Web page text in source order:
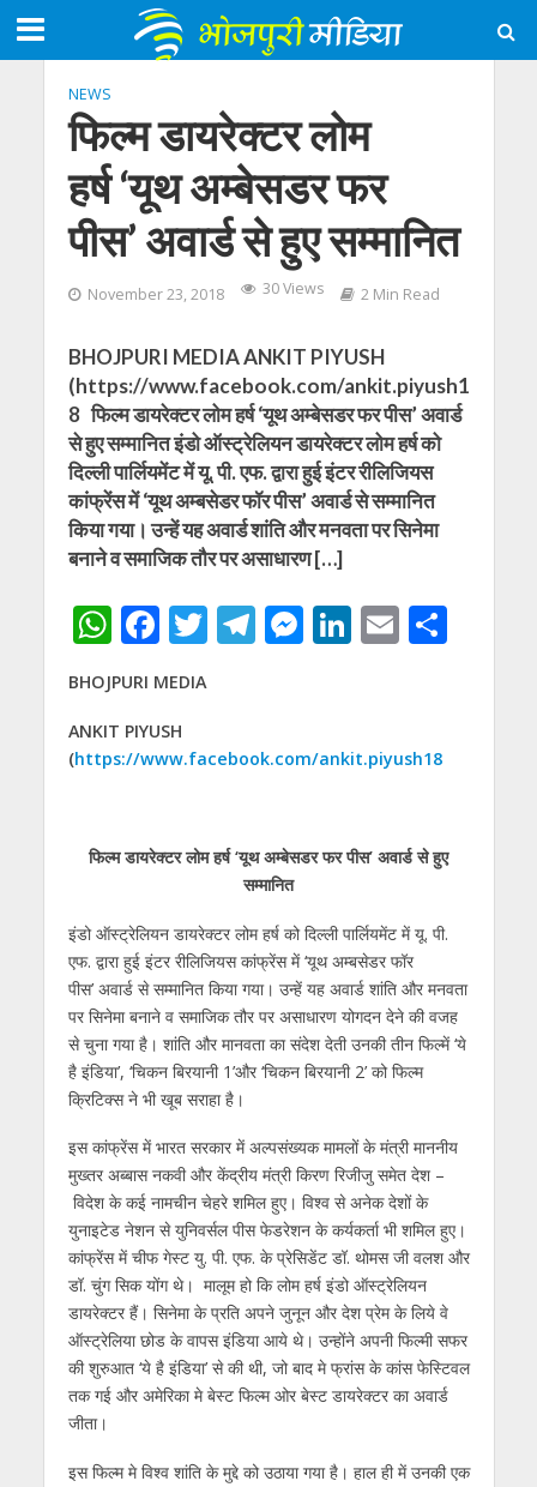
NEWS
फिल्म डायरेक्टर लोम
हर्ष ‘यूथ अम्बेसडर फर
पीस’ अवार्ड से हुए सम्मानित
November 23, 2018 30 Views 2 Min Read
BHOJPURI MEDIA ANKIT PIYUSH
(https://www.facebook.com/ankit.piyush1
8 फिल्म डायरेक्टर लोम हर्ष ‘यूथ अम्बेसडर फर पीस’ अवार्ड
से हुए सम्मानित इंडो ऑस्ट्रेलियन डायरेक्टर लोम हर्ष को
दिल्ली पार्लियमेंट में यू. पी. एफ. द्वारा हुई इंटर रीलिजियस
कांफ्रेंस में ‘यूथ अम्बसेडर फॉर पीस’ अवार्ड से सम्‍मानित
किया गया। उन्‍हें यह अवार्ड शांति और मनवता पर सिनेमा
बनाने व समाजिक तौर पर असाधारण […]
W
h
at
s
A
p
F
ac
e
b
o
k
T
itt
er
T
gr
a
M
e
n
er
Li
e
dI
E S
BHOJPURI MEDIA
ANKIT PIYUSH
(https://www.facebook.com/ankit.piyush18
फिल्म डायरेक्टर लोम हर्ष‘यूथ अम्बेसडर फर पीस’ अवार्ड से हुए
सम्मानित
इंडो ऑस्ट्रेलियन डायरेक्टर लोम हर्ष को दिल्ली पार्लियमेंट में यू. पी.
एफ. द्वारा हुई इंटर रीलिजियस कांफ्रेंस में ‘यूथ अम्बसेडर फॉर
पीस’ अवार्ड से सम्‍मानित किया गया। उन्‍हें यह अवार्ड शांति और मनवता
पर सिनेमा बनाने व समाजिक तौर पर असाधारण योगदन देने की वजह
से चुना गया है। शांति और मानवता का संदेश देती उनकी तीन फिल्‍में ‘ये
है इंडिया’, ‘चिकन बिरयानी 1’और ‘चिकन बिरयानी 2’ को फिल्‍म
क्रिटिक्‍स ने भी खूब सराहा है।
इस कांफ्रेंस में भारत सरकार में अल्पसंख्यक मामलों के मंत्री माननीय
मुख्तर अब्बास नकवी और केंद्रीय मंत्री किरण रिजीजु समेत देश –
विदेश के कई नामचीन चेहरे शमिल हुए। विश्व से अनेक देशों के
युनाइटेड नेशन से युनिवर्सल पीस फेडरेशन के कर्यकर्ता भी शमिल हुए।
कांफ्रेंस में चीफ गेस्ट यु. पी. एफ. के प्रेसिडेंट डॉ. थोमस जी वलश और
डॉ. चुंग सिक योंग थे। मालूम हो कि लोम हर्ष इंडो ऑस्ट्रेलियन
डायरेक्टर हैं। सिनेमा के प्रति अपने जुनून और देश प्रेम के लिये वे
ऑस्ट्रेलिया छोड के वापस इंडिया आये थे। उन्होंने अपनी फिल्मी सफर
की शुरुआत ‘ये है इंडिया’ से की थी, जो बाद मे फ्रांस के कांस फेस्टिवल
तक गई और अमेरिका मे बेस्ट फिल्म ओर बेस्ट डायरेक्टर का अवार्ड
जीता।
इस फिल्म मे विश्व शांति के मुद्दे को उठाया गया है। हाल ही में उनकी एक